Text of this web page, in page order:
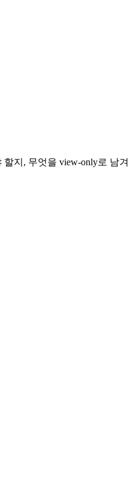
지, 무엇을 view-only로 남겨